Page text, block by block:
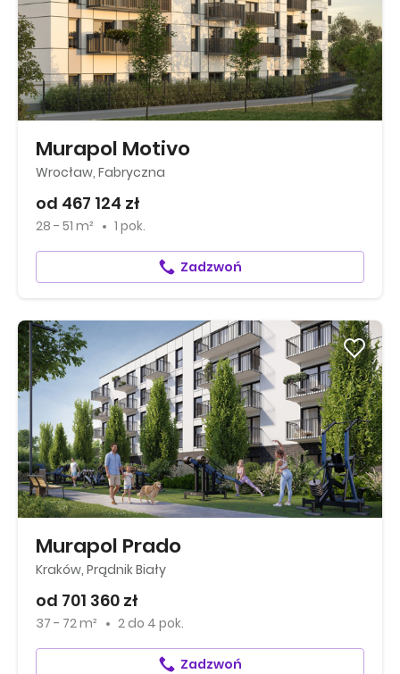
Murapol Motivo
Wrocław, Fabryczna
od 467 124 zł
28 - 51 m² 1 pok.
Zadzwoń
Murapol Prado
Kraków, Prądnik Biały
od 701 360 zł
37 - 72 m² 2 do 4 pok.
Zadzwoń